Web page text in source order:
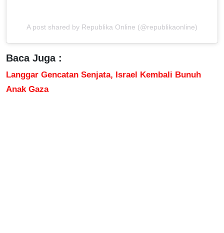
A post shared by Republika Online (@republikaonline)
Baca Juga :
Langgar Gencatan Senjata, Israel Kembali Bunuh
Anak Gaza